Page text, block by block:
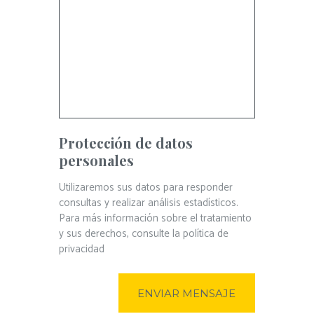
Protección de datos
personales
Utilizaremos sus datos para responder
consultas y realizar análisis estadísticos.
Para más información sobre el tratamiento
y sus derechos, consulte la política de
privacidad